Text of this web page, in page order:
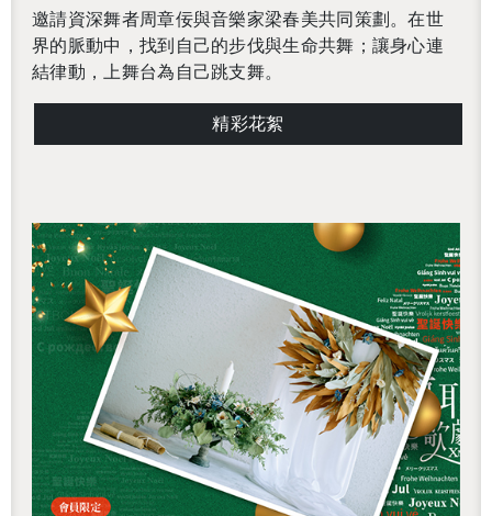
邀請資深舞者周章佞與音樂家梁春美共同策劃。在世
界的脈動中，找到自己的步伐與生命共舞；讓身心連
結律動，上舞台為自己跳支舞。
精彩花絮